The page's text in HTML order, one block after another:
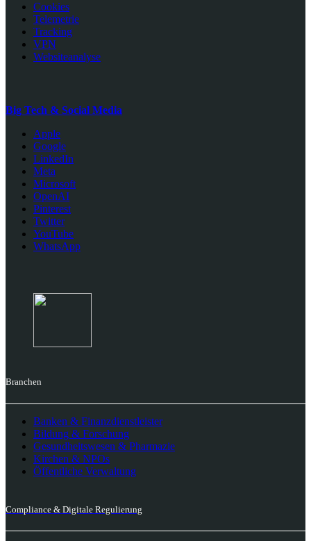
Cookies
Telemetrie
Tracking
VPN
Websiteanalyse
Big Tech & Social Media
Apple
Google
LinkedIn
Meta
Microsoft
OpenAI
Pinterest
Twitter
YouTube
WhatsApp
Branchen
Banken & Finanzdienstleister
Bildung & Forschung
Gesundheitswesen & Pharmazie
Kirchen & NPOs
Öffentliche Verwaltung
Compliance & Digitale Regulierung